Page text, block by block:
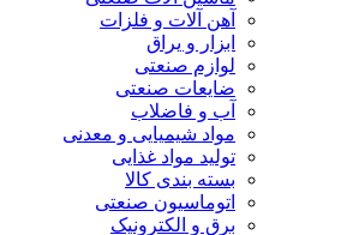
آهن آلات و فلزات
ابزار و یراق
لوازم صنعتی
ضایعات صنعتی
آب و فاضلاب
مواد شیمیایی و معدنی
تولید مواد غذایی
بسته بندی کالا
اتوماسیون صنعتی
برق و الکترونیک